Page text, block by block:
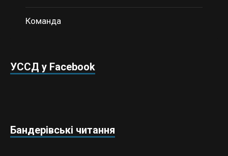
Команда
УССД у Facebook
Бандерівські читання